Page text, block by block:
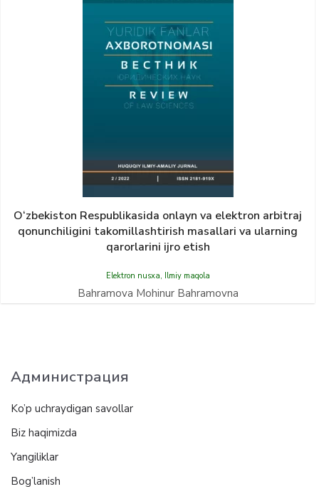
O‘zbekiston Respublikasida onlayn va elektron arbitraj
qonunchiligini takomillashtirish masallari va ularning
qarorlarini ijro etish
Elektron nusxa, Ilmiy maqola
Bahramova Mohinur Bahramovna
Администрация
Ko’p uchraydigan savollar
Biz haqimizda
Yangiliklar
Bog’lanish